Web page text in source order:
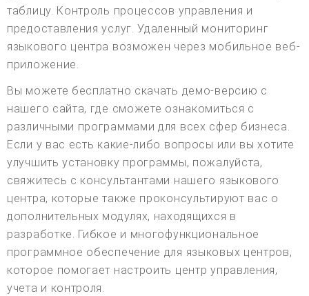
таблицу. Контроль процессов управления и
предоставления услуг. Удаленный мониторинг
языкового центра возможен через мобильное веб-
приложение.
Вы можете бесплатно скачать демо-версию с
нашего сайта, где сможете ознакомиться с
различными программами для всех сфер бизнеса.
Если у вас есть какие-либо вопросы или вы хотите
улучшить установку программы, пожалуйста,
свяжитесь с консультантами нашего языкового
центра, которые также проконсультируют вас о
дополнительных модулях, находящихся в
разработке. Гибкое и многофункциональное
программное обеспечение для языковых центров,
которое помогает настроить центр управления,
учета и контроля.